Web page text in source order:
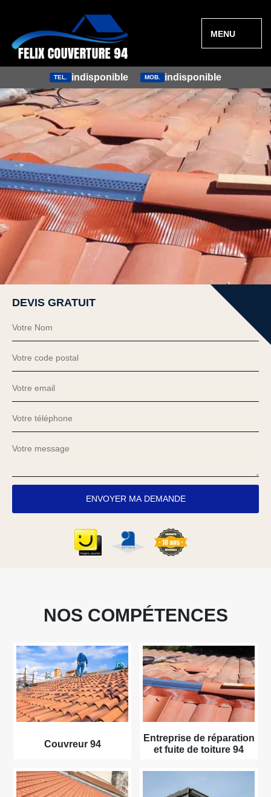
MENU
TEL. indisponible MOB. indisponible
DEVIS GRATUIT
NOS COMPÉTENCES
Couvreur 94
Entreprise de réparation
et fuite de toiture 94